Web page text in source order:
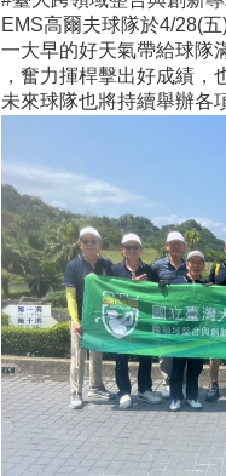
EMS高爾夫球隊於4/28(
一大早的好天氣帶給球隊
，奮力揮桿擊出好成績，
未來球隊也將持續舉辦各